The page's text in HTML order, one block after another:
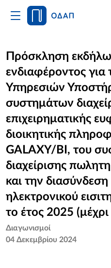
Άνοιγμα
Κυρίως
Αρχική
Οργανισμός
Υπηρεσίες
Νέα
Επικοινωνία
Πρόσκληση
ενδιαφέροντος
Υπηρεσιών
συστημάτων
επιχειρηματικής
διοικητικής
GALAXY/BI, του
διαχείρισης
και την
ηλεκτρονικού
το έτος 2025
Διαγωνισμοί
04 Δεκεμβρίου 2024